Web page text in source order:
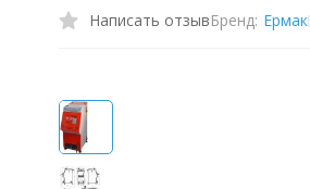
Написать отзывБренд: Ермак